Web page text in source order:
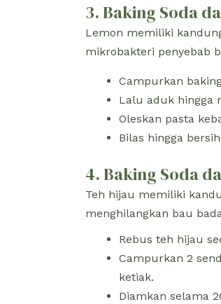
3. Baking Soda
Lemon memiliki
mikrobakteri penyebab
Campurkan
Lalu aduk hingga
Oleskan pasta
Bilas hingga
4. Baking Soda
Teh hijau memiliki
menghilangkan bau
Rebus teh hijau
Campurkan 2
ketiak.
Diamkan selama